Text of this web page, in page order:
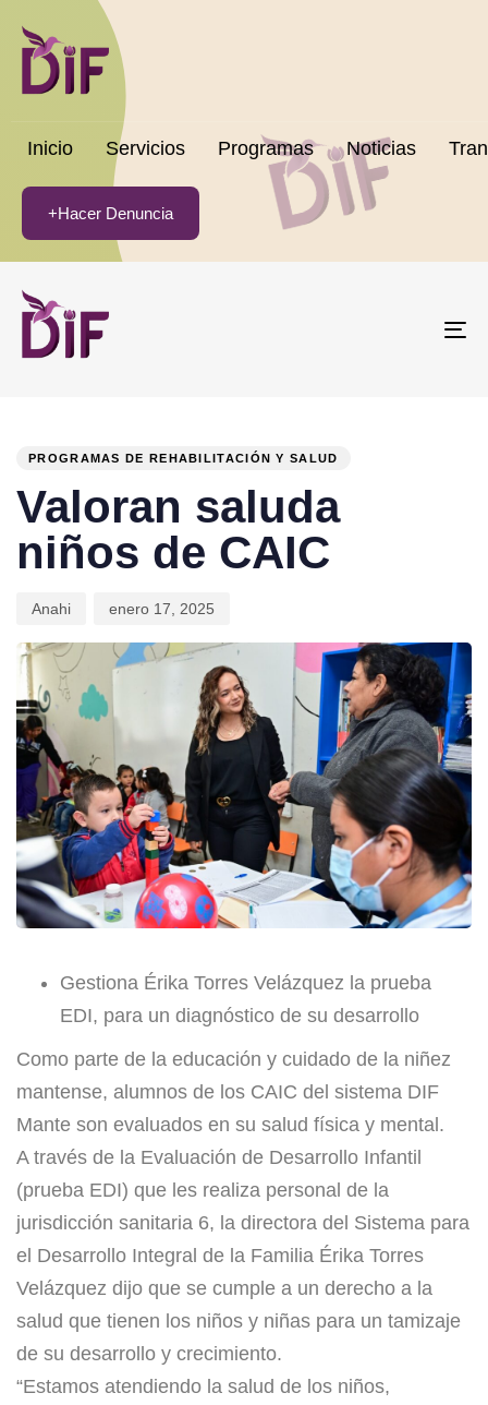
Inicio Servicios Programas Noticias
+Hacer Denuncia
PROGRAMAS DE REHABILITACIÓN Y SALUD
Valoran saluda
niños de CAIC
Anahi enero 17, 2025
Gestiona Érika Torres Velázquez la prueba
EDI, para un diagnóstico de su desarrollo
Como parte de la educación y cuidado de la niñez
mantense, alumnos de los CAIC del sistema DIF
Mante son evaluados en su salud física y mental.
A través de la Evaluación de Desarrollo Infantil
(prueba EDI) que les realiza personal de la
jurisdicción sanitaria 6, la directora del Sistema para
el Desarrollo Integral de la Familia Érika Torres
Velázquez dijo que se cumple a un derecho a la
salud que tienen los niños y niñas para un tamizaje
de su desarrollo y crecimiento.
“Estamos atendiendo la salud de los niños,